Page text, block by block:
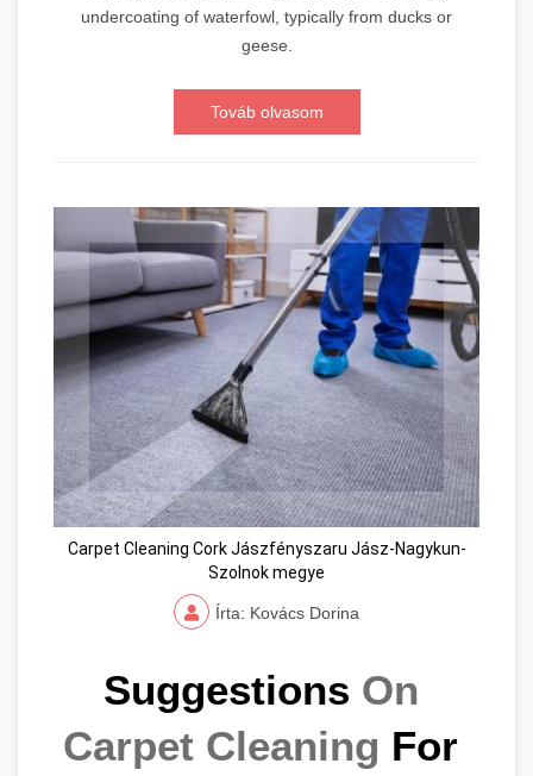
undercoating of waterfowl, typically from ducks or
geese.
Továb olvasom
Carpet Cleaning Cork Jászfényszaru Jász-Nagykun-
Szolnok megye
Írta: Kovács Dorina
Suggestions On
Carpet Cleaning For